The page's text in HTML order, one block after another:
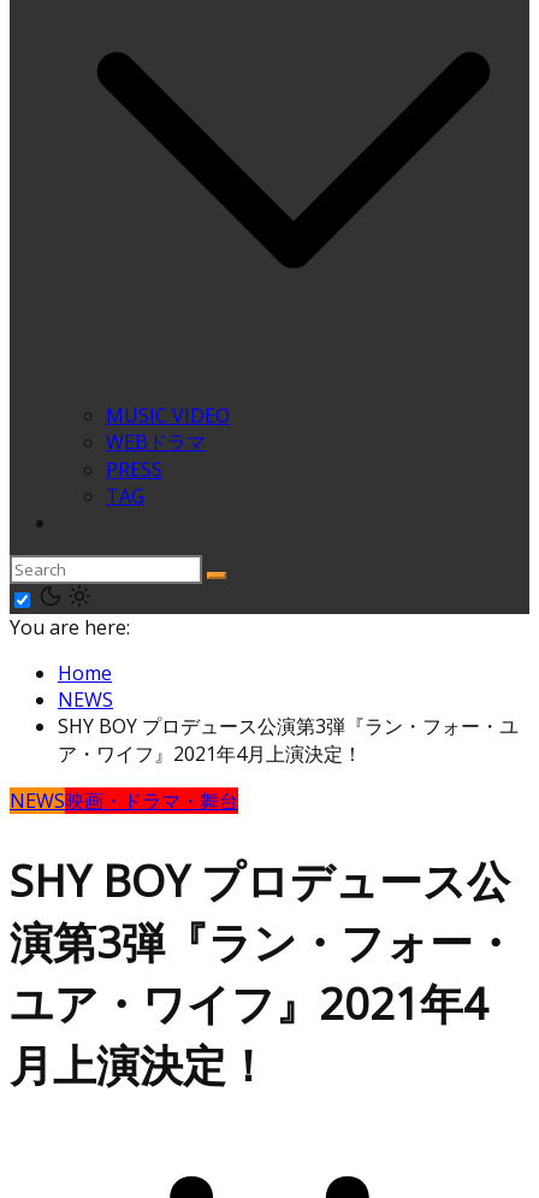
MUSIC VIDEO
WEBドラマ
PRESS
TAG
You are here:
Home
NEWS
SHY BOY プロデュース公演第3弾『ラン・フォー・ユ
ア・ワイフ』2021年4月上演決定！
NEWS映画・ドラマ・舞台
SHY BOY プロデュース公
演第3弾『ラン・フォー・
ユア・ワイフ』2021年4
月上演決定！